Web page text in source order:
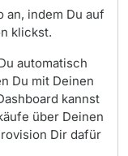
an, indem Du auf
klickst.
automatisch
Du mit Deinen
kannst
über Deinen
Dir dafür